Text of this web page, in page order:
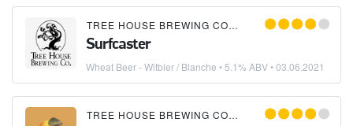
TREE HOUSE BREWING COMPANY
Surfcaster
Wheat Beer - Witbier / Blanche • 5.1% ABV •03.06.2021
TREE HOUSE BREWING COMPANY